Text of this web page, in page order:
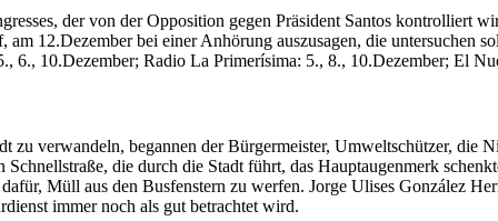
der von der Opposition gegen Präsident Santos kontrolliert
12.Dezember bei einer Anhörung auszusagen, die untersuchen
6., 10.Dezember; Radio La Primerísima: 5., 8., 10.Dezember; El
verwandeln, begannen der Bürgermeister, Umweltschützer, die
die durch die Stadt führt, das Hauptaugenmerk
Müll aus den Busfenstern zu werfen. Jorge Ulises González
immer noch als gut betrachtet wird.